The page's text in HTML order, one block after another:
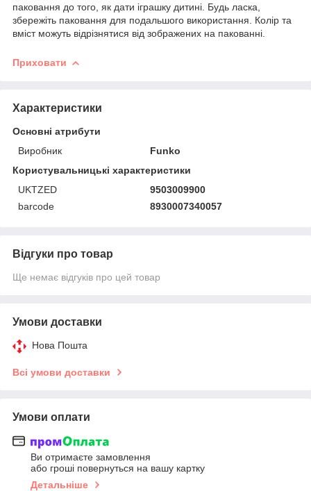
паковання до того, як дати іграшку дитині. Будь ласка,
збережіть паковання для подальшого використання. Колір та
вміст можуть відрізнятися від зображених на пакованні.
Приховати
Характеристики
Основні атрибути
Виробник
Funko
Користувальницькі характеристики
UKTZED
9503009900
barcode
8930007340057
Відгуки про товар
Ще немає відгуків про цей товар
Умови доставки
Нова Пошта
Всі умови доставки
Умови оплати
Ви отримаєте замовлення
або гроші повернуться на вашу картку
Детальніше